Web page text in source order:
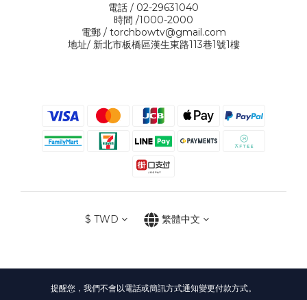
電話 / 02-29631040
時間 /1000-2000
電郵 / torchbowtv@gmail.com
地址/ 新北市板橋區漢生東路113巷1號1樓
$ TWD 繁體中文
提醒您，我們不會以電話或簡訊方式通知變更付款方式。